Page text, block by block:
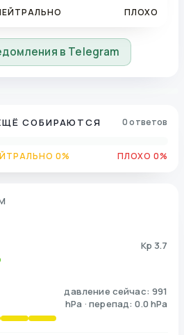
ПЛОХО
в Telegram
СОБИРАЮТСЯ 0 ответов
0% ПЛОХО 0%
Kp 3.7
давление сейчас: 991
hPa · перепад: 0.0 hPa